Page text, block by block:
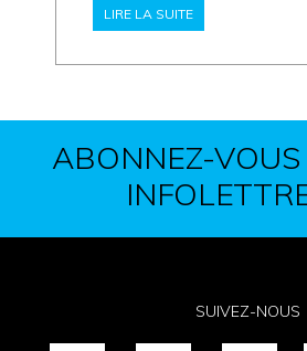
LIRE LA SUITE
ABONNEZ-
SUIVEZ-NOUS